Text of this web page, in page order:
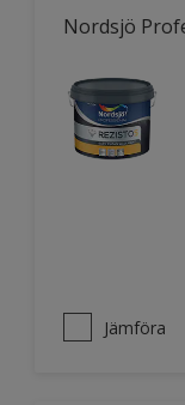
Nordsjö
Jämföra